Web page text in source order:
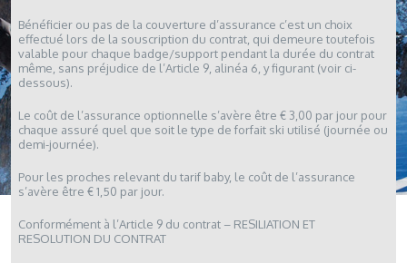
Bénéficier ou pas de la couverture d’assurance c’est un choix
effectué lors de la souscription du contrat, qui demeure toutefois
valable pour chaque badge/support pendant la durée du contrat
même, sans préjudice de l’Article 9, alinéa 6, y figurant (voir ci-
dessous).
Le coût de l’assurance optionnelle s’avère être € 3,00 par jour pour
chaque assuré quel que soit le type de forfait ski utilisé (journée ou
demi-journée).
Pour les proches relevant du tarif baby, le coût de l’assurance
s’avère être € 1,50 par jour.
Conformément à l’Article 9 du contrat – RESILIATION ET
RESOLUTION DU CONTRAT